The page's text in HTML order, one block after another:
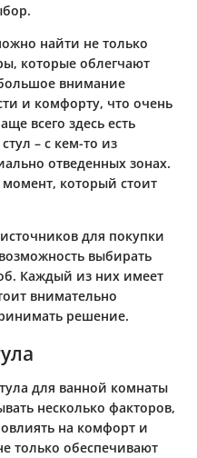
найти не только
которые облегчают
внимание
и комфорту, что очень
всего здесь есть
– с кем-то из
отведенных зонах.
который стоит
для покупки
выбирать
Каждый из них имеет
внимательно
решение.
для ванной комнаты
несколько факторов,
на комфорт и
только обеспечивают